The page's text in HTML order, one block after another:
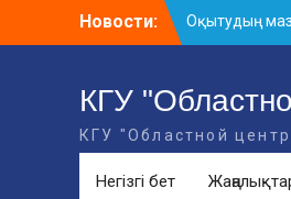
Новости:
Оқытудың
және
«ҮЗДІК
БАЙҚАУЫ
КГУ
КГУ "Областной
Негізгі бет